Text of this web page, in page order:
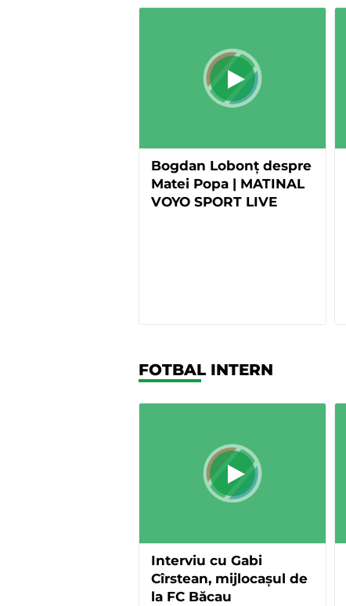
Bogdan Lobonț despre
Matei Popa | MATINAL
VOYO SPORT LIVE
FOTBAL INTERN
Interviu cu Gabi
Cîrstean, mijlocașul de
la FC Băcau